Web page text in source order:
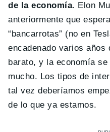
de la economía. Elon
anteriormente que
“bancarrotas” (no en
encadenado varios años
barato, y la economía
mucho. Los tipos de
tal vez deberíamos
de lo que ya estamos.